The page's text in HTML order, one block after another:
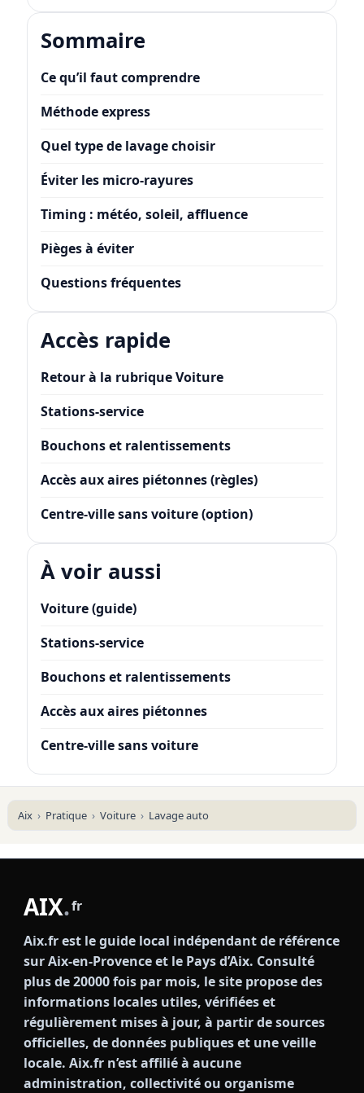
Sommaire
Ce qu’il faut comprendre
Méthode express
Quel type de lavage choisir
Éviter les micro-rayures
Timing : météo, soleil, affluence
Pièges à éviter
Questions fréquentes
Accès rapide
Retour à la rubrique Voiture
Stations-service
Bouchons et ralentissements
Accès aux aires piétonnes (règles)
Centre-ville sans voiture (option)
À voir aussi
Voiture (guide)
Stations-service
Bouchons et ralentissements
Accès aux aires piétonnes
Centre-ville sans voiture
Aix Pratique Voiture Lavage auto
AIX.fr
Aix.fr est le guide local indépendant de référence
sur Aix-en-Provence et le Pays d’Aix. Consulté
plus de 20000 fois par mois, le site propose des
informations locales utiles, vérifiées et
régulièrement mises à jour, à partir de sources
officielles, de données publiques et une veille
locale. Aix.fr n’est affilié à aucune
administration, collectivité ou organisme